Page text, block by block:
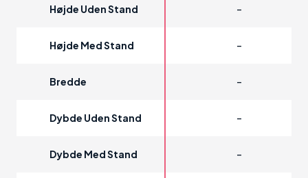
Højde Uden Stand -
Højde Med Stand -
Bredde -
Dybde Uden Stand -
Dybde Med Stand -